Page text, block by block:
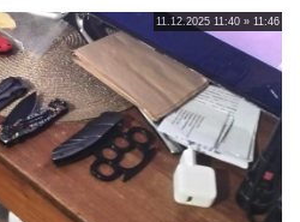
11.12.2025 11:40 » 11:46